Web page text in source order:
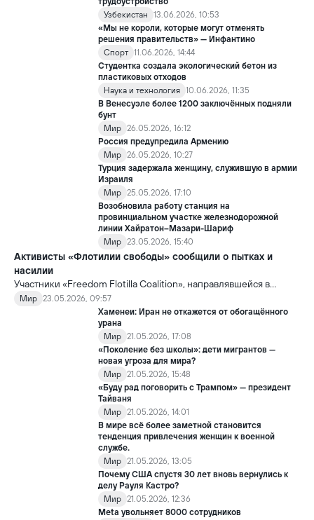
Узбекистан
13.06.2026, 10:53
«Мы не короли, которые могут отменять
решения правительств» — Инфантино
Спорт 11.06.2026, 14:44
Студентка создала экологический бетон из
пластиковых отходов
Наука и технология 10.06.2026, 11:35
В Венесуэле более 1200 заключённых подняли
бунт
Мир 26.05.2026, 16:12
Россия предупредила Армению
Мир 26.05.2026, 10:27
Турция задержала женщину, служившую в армии
Израиля
Мир 25.05.2026, 17:10
Возобновила работу станция на
провинциальном участке железнодорожной
линии Хайратон–Мазари-Шариф
Мир 23.05.2026, 15:40
Активисты «Флотилии свободы» сообщили о пытках и
насилии
Участники «Freedom Flotilla Coalition», направлявшейся в
сектор Газа с гуманитарной помощью, заявили, что после
задержания со стороны Израиль подверглись пыткам и
жестокому обращению.
Мир 23.05.2026, 09:57
Хаменеи: Иран не откажется от обогащённого
урана
Мир 21.05.2026, 17:08
«Поколение без школы»: дети мигрантов —
новая угроза для мира?
Мир 21.05.2026, 15:48
«Буду рад поговорить с Трампом» — президент
Тайваня
Мир 21.05.2026, 14:01
В мире всё более заметной становится
тенденция привлечения женщин к военной
службе.
Мир 21.05.2026, 13:05
Почему США спустя 30 лет вновь вернулись к
делу Рауля Кастро?
Мир 21.05.2026, 12:36
Meta увольняет 8000 сотрудников